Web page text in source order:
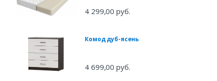
4 299,00 руб.
Комод дуб-ясень
4 699,00 руб.